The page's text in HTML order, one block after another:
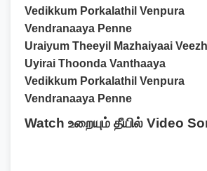
Vedikkum Porkalathil Venpura
Vendranaaya Penne
Uraiyum Theeyil Mazhaiyaai
Uyirai Thoonda Vanthaaya
Vedikkum Porkalathil Venpura
Vendranaaya Penne
Watch உறையும் தீயில் Video